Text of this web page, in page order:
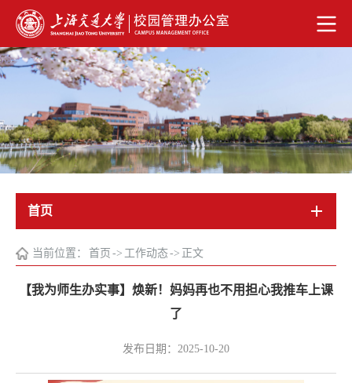
首页
当前位置： 首页 -> 工作动态-> 正文
【我为师生办实事】焕新！妈妈再也不用担心我推车上课
了
发布日期：2025-10-20